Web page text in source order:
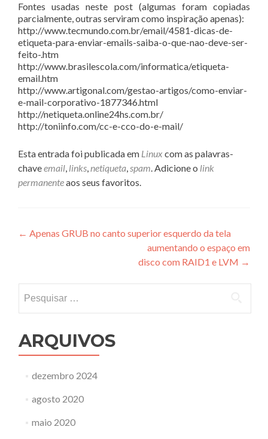
Fontes usadas neste post (algumas foram copiadas
parcialmente, outras serviram como inspiração apenas):
http://www.tecmundo.com.br/email/4581-dicas-de-
etiqueta-para-enviar-emails-saiba-o-que-nao-deve-ser-
feito-.htm
http://www.brasilescola.com/informatica/etiqueta-
email.htm
http://www.artigonal.com/gestao-artigos/como-enviar-
e-mail-corporativo-1877346.html
http://netiqueta.online24hs.com.br/
http://toniinfo.com/cc-e-cco-do-e-mail/
Esta entrada foi publicada em Linuxcom as palavras-
chaveemail, links,netiqueta,spam. Adicione o link
permanenteaos seus favoritos.
Navegação
Post
← Apenas GRUB no canto superior esquerdo da tela
aumentando o espaço em
disco com RAID1 e LVM →
por:
ARQUIVOS
dezembro 2024
agosto 2020
maio 2020